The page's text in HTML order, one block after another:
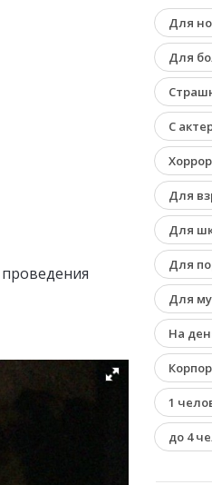
проведения
Для
Для
С
Для
Для
Для
Для
На
1
до 4